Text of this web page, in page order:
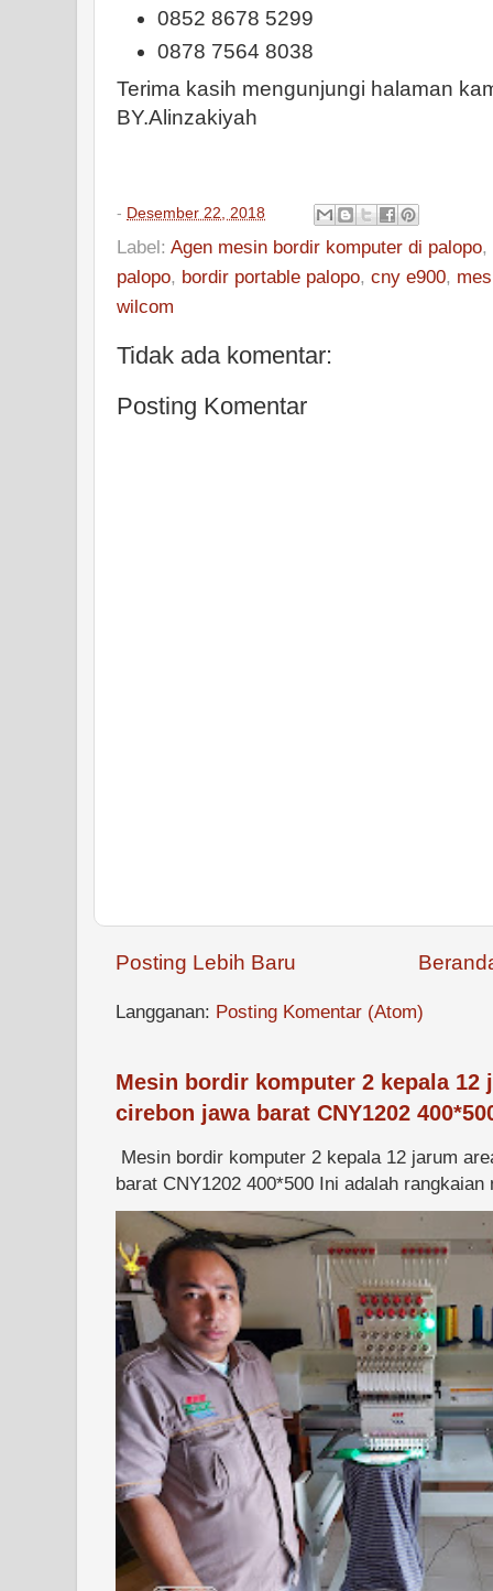
0852 8678 5299
0878 7564 8038
Terima kasih mengunjungi halaman
BY.Alinzakiyah
- Desember 22, 2018
Label: Agen mesin bordir komputer di palopo,
palopo, bordir portable palopo, cny e900,
wilcom
Tidak ada komentar:
Posting Komentar
Posting Lebih Baru
Langganan: Posting Komentar (Atom)
Mesin bordir komputer 2 kepala 12
cirebon jawa barat CNY1202
Mesin bordir komputer 2 kepala 12 jarum
barat CNY1202 400*500 Ini adalah